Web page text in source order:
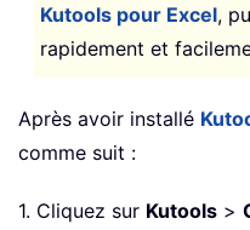
Kutools pour Excel,
rapidement et
Après avoir installé
comme suit :
1. Cliquez sur Kutools >